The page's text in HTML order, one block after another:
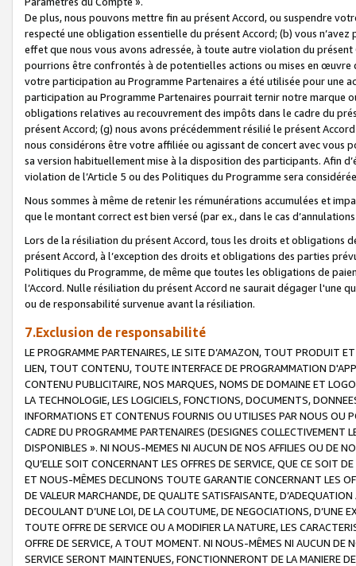
De plus, nous pouvons mettre fin au présent Accord, ou suspendre
respecté une obligation essentielle du présent Accord; (b) vous
effet que nous vous avons adressée, à toute autre violation du
pourrions être confrontés à de potentielles actions ou mises en
votre participation au Programme Partenaires a été utilisée pour une
participation au Programme Partenaires pourrait ternir notre marque
obligations relatives au recouvrement des impôts dans le cadre du
présent Accord; (g) nous avons précédemment résilié le présent
nous considérons être votre affiliée ou agissant de concert avec vous
sa version habituellement mise à la disposition des participants. Afin
violation de l’Article 5 ou des Politiques du Programme sera
Nous sommes à même de retenir les rémunérations accumulées et
que le montant correct est bien versé (par ex., dans le cas
Lors de la résiliation du présent Accord, tous les droits et obligations
présent Accord, à l’exception des droits et obligations des parties
Politiques du Programme, de même que toutes les obligations de
l’Accord. Nulle résiliation du présent Accord ne saurait dégager l'une
ou de responsabilité survenue avant la résiliation.
7.Exclusion de responsabilité
LE PROGRAMME PARTENAIRES, LE SITE D’AMAZON, TOUT PRODUIT
LIEN, TOUT CONTENU, TOUTE INTERFACE DE PROGRAMMATION
CONTENU PUBLICITAIRE, NOS MARQUES, NOMS DE DOMAINE ET
LA TECHNOLOGIE, LES LOGICIELS, FONCTIONS, DOCUMENTS,
INFORMATIONS ET CONTENUS FOURNIS OU UTILISES PAR NOUS OU
CADRE DU PROGRAMME PARTENAIRES (DESIGNES COLLECTIVEMENT
DISPONIBLES ». NI NOUS-MEMES NI AUCUN DE NOS AFFILIES OU DE
QU’ELLE SOIT CONCERNANT LES OFFRES DE SERVICE, QUE CE SOIT
ET NOUS-MÊMES DECLINONS TOUTE GARANTIE CONCERNANT LES
DE VALEUR MARCHANDE, DE QUALITE SATISFAISANTE,
DECOULANT D’UNE LOI, DE LA COUTUME, DE NEGOCIATIONS, D’UNE
TOUTE OFFRE DE SERVICE OU A MODIFIER LA NATURE, LES
OFFRE DE SERVICE, A TOUT MOMENT. NI NOUS-MÊMES NI AUCUN DE
SERVICE SERONT MAINTENUES, FONCTIONNERONT DE LA MANIERE